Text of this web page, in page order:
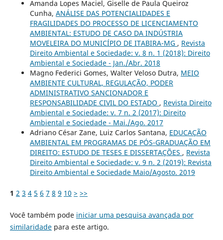
Amanda Lopes Maciel, Giselle de Paula Queiroz
Cunha, ANÁLISE DAS POTENCIALIDADES E
FRAGILIDADES DO PROCESSO DE LICENCIAMENTO
AMBIENTAL: ESTUDO DE CASO DA INDÚSTRIA
MOVELEIRA DO MUNICÍPIO DE ITABIRA-MG , Revista
Direito Ambiental e Sociedade: v. 8 n. 1 (2018): Direito
Ambiental e Sociedade - Jan./Abr. 2018
Magno Federici Gomes, Walter Veloso Dutra, MEIO
AMBIENTE CULTURAL, REGULAÇÃO, PODER
ADMINISTRATIVO SANCIONADOR E
RESPONSABILIDADE CIVIL DO ESTADO , Revista Direito
Ambiental e Sociedade: v. 7 n. 2 (2017): Direito
Ambiental e Sociedade - Mai./Ago. 2017
Adriano César Zane, Luiz Carlos Santana, EDUCAÇÃO
AMBIENTAL EM PROGRAMAS DE PÓS-GRADUAÇÃO EM
DIREITO: ESTUDO DE TESES E DISSERTAÇÕES , Revista
Direito Ambiental e Sociedade: v. 9 n. 2 (2019): Revista
Direito Ambiental e Sociedade Maio/Agosto. 2019
1 2 3 4 5 6 7 8 9 10 > >>
Você também pode iniciar uma pesquisa avançada por
similaridadepara este artigo.